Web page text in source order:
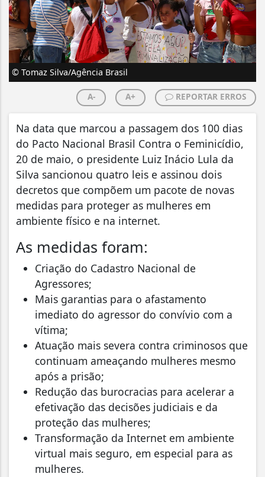
© Tomaz Silva/Agência Brasil
A- A+ REPORTAR ERROS
Na data que marcou a passagem dos 100 dias
do Pacto Nacional Brasil Contra o Feminicídio,
20 de maio, o presidente Luiz Inácio Lula da
Silva sancionou quatro leis e assinou dois
decretos que compõem um pacote de novas
medidas para proteger as mulheres em
ambiente físico e na internet.
As medidas foram:
Criação do Cadastro Nacional de
Agressores;
Mais garantias para o afastamento
imediato do agressor do convívio com a
vítima;
Atuação mais severa contra criminosos que
continuam ameaçando mulheres mesmo
após a prisão;
Redução das burocracias para acelerar a
efetivação das decisões judiciais e da
proteção das mulheres;
Transformação da Internet em ambiente
virtual mais seguro, em especial para as
mulheres.